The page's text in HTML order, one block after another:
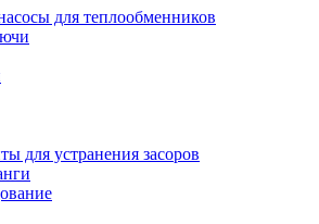
для теплообменников
для устранения засоров